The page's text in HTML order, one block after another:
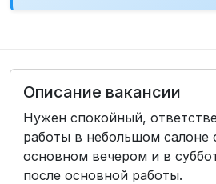
Описание вакансии
Нужен спокойный,
работы в небольшом салоне
основном вечером и в
после основной работы.